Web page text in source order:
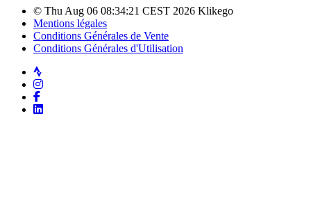
© Thu Aug 06 08:34:21 CEST 2026 Klikego
Mentions légales
Conditions Générales de Vente
Conditions Générales d'Utilisation
Strava
Instagram
Facebook
LinkedIn